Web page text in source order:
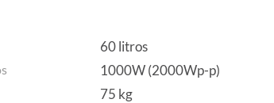
60 litros
1000W (2000Wp-p)
75 kg